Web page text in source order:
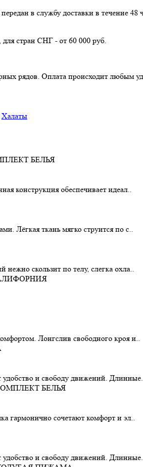
в службу доставки в течение
для стран СНГ - от 60 000 руб.
рядов. Оплата происходит любым
Халаты
конструкция обеспечивает идеал..
Лёгкая ткань мягко струится по с..
скользит по телу, слегка охла..
Лонгслив свободного кроя и..
и свободу движений.
гармонично сочетают комфорт и эл..
и свободу движений.